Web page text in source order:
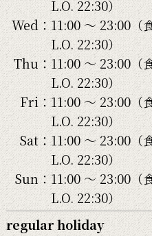
L.O. 22:30）
Wed：11:00 〜 23:00（
L.O. 22:30）
Thu：11:00 〜 23:00（
L.O. 22:30）
Fri：11:00 〜 23:00（
L.O. 22:30）
Sat：11:00 〜 23:00（
L.O. 22:30）
Sun：11:00 〜 23:00（
L.O. 22:30）
regular holiday